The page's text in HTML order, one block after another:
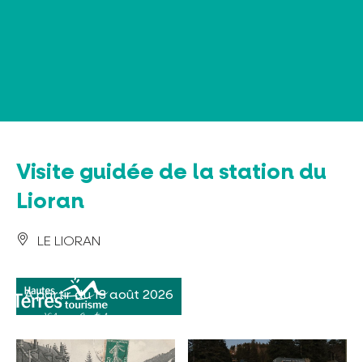
Visite guidée de la station du
Lioran
LE LIORAN
A partir du 13 août 2026